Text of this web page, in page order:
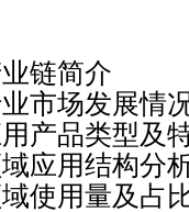
链简介
市场发展情
产品类型及
应用结构分
使用量及占